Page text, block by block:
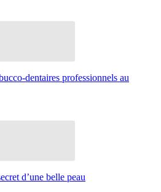
dentaires professionnels au
d’une belle peau